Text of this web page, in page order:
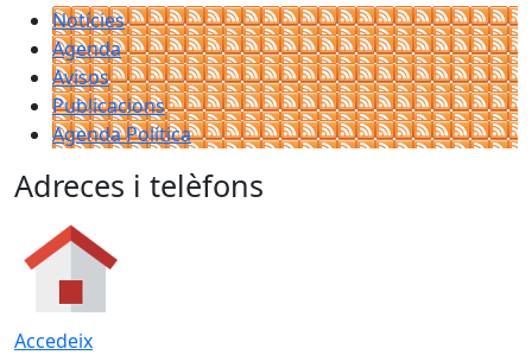
Notícies
Agenda
Avisos
Publicacions
Agenda Política
Adreces i telèfons
Accedeix